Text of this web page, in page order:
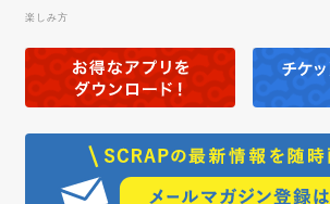
楽しみ方